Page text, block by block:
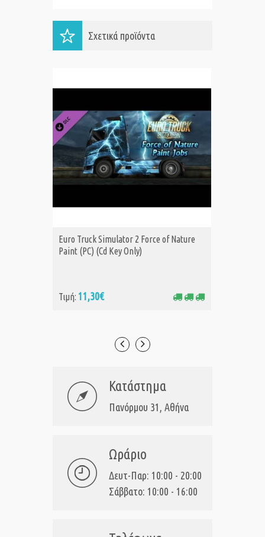
Σχετικά προϊόντα
ΑΓΟΡΑ
Euro Truck Simulator 2 Force of Nature
Paint (PC) (Cd Key Only)
Τιμή: 11,30€
Κατάστημα
Πανόρμου 31, Αθήνα
Ωράριο
Δευτ-Παρ: 10:00 - 20:00
Σάββατο: 10:00 - 16:00